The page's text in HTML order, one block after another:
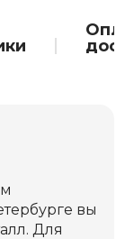
вы
Для